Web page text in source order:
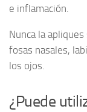
e inflamación.
Nunca la
fosas nasales,
los ojos.
¿Puede